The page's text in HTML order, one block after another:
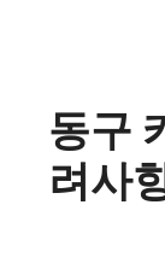
동구
려사